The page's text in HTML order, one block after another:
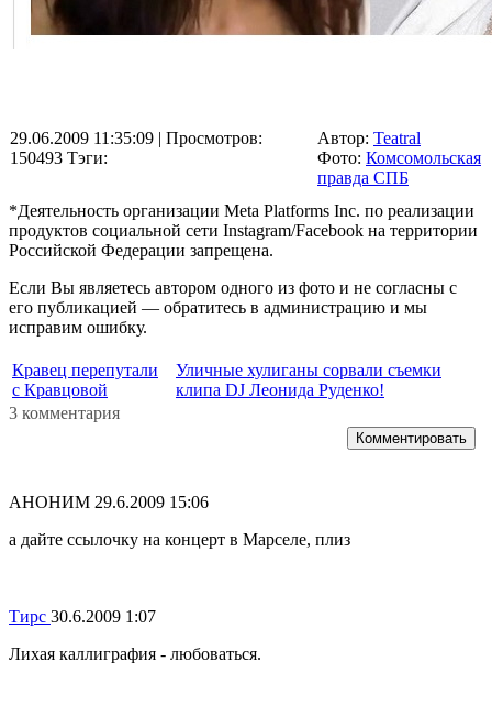
29.06.2009 11:35:09 | Просмотров:
150493 Тэги:
Автор: Teatral
Фото: Комсомольская
правда СПБ
*Деятельность организации Meta Platforms Inc. по реализации
продуктов социальной сети Instagram/Facebook на территории
Российской Федерации запрещена.
Если Вы являетесь автором одного из фото и не согласны с
его публикацией — обратитесь в администрацию и мы
исправим ошибку.
Кравец перепутали
с Кравцовой
Уличные хулиганы сорвали съемки
клипа DJ Леонида Руденко!
3 комментария
Комментировать
АНОНИМ 29.6.2009 15:06
а дайте ссылочку на концерт в Марселе, плиз
Тирс 30.6.2009 1:07
Лихая каллиграфия - любоваться.